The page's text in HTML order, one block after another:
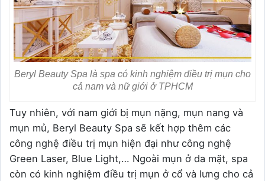
Beryl Beauty Spa là spa có kinh nghiệm điều trị mụn cho
cả nam và nữ giới ở TPHCM
Tuy nhiên, với nam giới bị mụn nặng, mụn nang và
mụn mủ, Beryl Beauty Spa sẽ kết hợp thêm các
công nghệ điều trị mụn hiện đại như công nghệ
Green Laser, Blue Light,… Ngoài mụn ở da mặt, spa
còn có kinh nghiệm điều trị mụn ở cổ và lưng cho cả